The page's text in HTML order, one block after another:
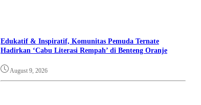
Edukatif & Inspiratif, Komunitas Pemuda Ternate
Hadirkan ‘Cabu Literasi Rempah’ di Benteng Oranje
August 9, 2026